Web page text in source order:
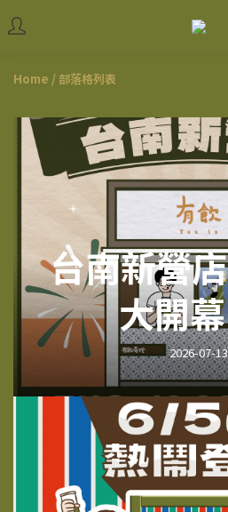
Home / 部落格列表
台南新營
大開
2026-07-13